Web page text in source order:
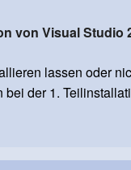
von Visual Studio
lassen oder
der 1.